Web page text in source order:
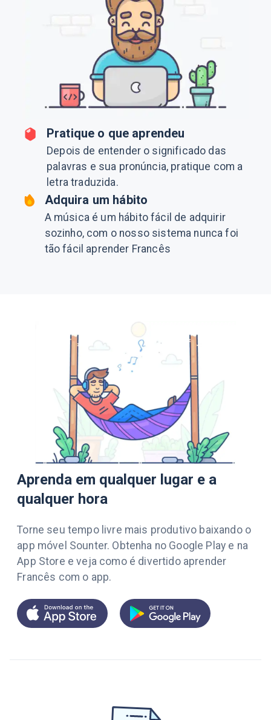
Pratique o que aprendeu
Depois de entender o significado das
palavras e sua pronúncia, pratique com a
letra traduzida.
Adquira um hábito
A música é um hábito fácil de adquirir
sozinho, com o nosso sistema nunca foi
tão fácil aprender Francês
Aprenda em qualquer lugar e a
qualquer hora
Torne seu tempo livre mais produtivo baixando o
app móvel Sounter. Obtenha no Google Play e na
App Store e veja como é divertido aprender
Francês com o app.